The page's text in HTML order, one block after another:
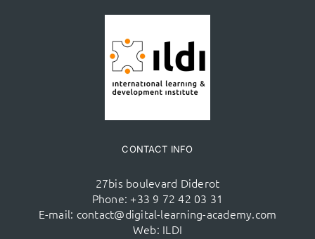
CONTACT INFO
27bis boulevard Diderot
Phone: +33 9 72 42 03 31
E-mail: contact@digital-learning-academy.com
Web: ILDI